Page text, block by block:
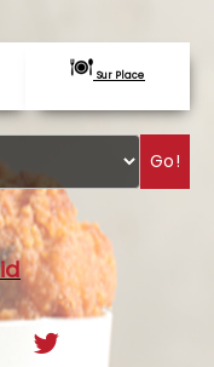
Sur Place
Go!